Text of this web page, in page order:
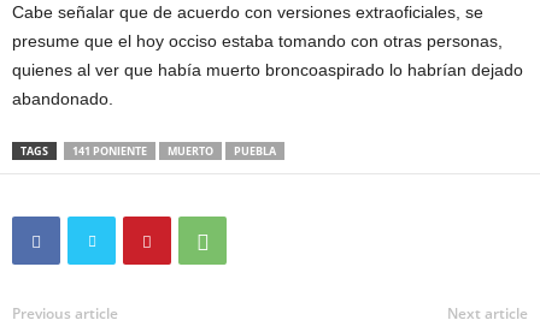
Cabe señalar que de acuerdo con versiones extraoficiales, se
presume que el hoy occiso estaba tomando con otras personas,
quienes al ver que había muerto broncoaspirado lo habrían dejado
abandonado.
TAGS 141 PONIENTE MUERTO PUEBLA
Previous article Next article